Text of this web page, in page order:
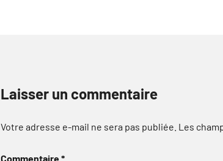
Laisser un commentaire
Votre adresse e-mail ne sera pas publiée. Les
Commentaire*